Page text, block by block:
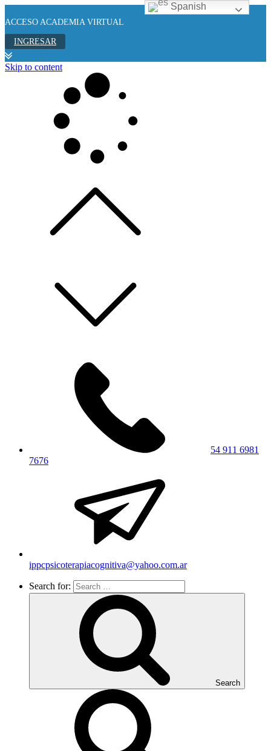
ACCESO ACADEMIA VIRTUAL
INGRESAR
Skip to content
54 911 6981
7676
ippcpsicoterapiacognitiva@yahoo.com.ar
Search for:
Search
Spanish